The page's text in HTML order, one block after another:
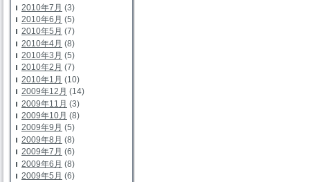
2010年7月 (3)
2010年6月 (5)
2010年5月 (7)
2010年4月 (8)
2010年3月 (5)
2010年2月 (7)
2010年1月 (10)
2009年12月 (14)
2009年11月 (3)
2009年10月 (8)
2009年9月 (5)
2009年8月 (8)
2009年7月 (6)
2009年6月 (8)
2009年5月 (6)